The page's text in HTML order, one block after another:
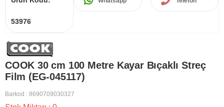
53976
COOK 30 cm 100 Metre Kayar Bıçaklı Streç
Film (EG-045117)
Barkod : 8690709030327